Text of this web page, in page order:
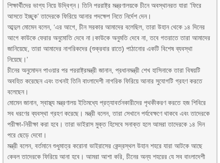
শিক্ষার্থীদের ভাগ্য নিয়ে উদ্বিগ্ন। তিনি পররাষ্ট্র মন্ত্রণালয়কে চীনে অবস্থানরত যারা ‘ফিরে
আসতে ইচ্ছুক’ তাদেরকে ফিরিয়ে আনার পদক্ষেপ নিতে নির্দেশ দেন।
আব্দুল মোমেন বলেন, ‘এর আগে, চীন সরকার আমাদের বলেছিল, তারা উহান থেকে ১৪ দিনের
আগে কাউকে ফেরার অনুমোতি দেবে না।কাউকে অনুমতি দেবে না, তবে গতরাতে তারা আমাদের
জানিয়েছে, তারা আমাদের নাগরিকদের (শুক্রবার রাতে) পাঠানোর একটি বিশেষ ব্যবস্থা
নিয়েছে।’
চীনের অনুমোদন পাওয়ার পর পররাষ্ট্রমন্ত্রী জানান, প্রধানমন্ত্রী শেখ হাসিনাকে তারা বিষয়টি
অবহিত করেছেন এবং তখনই তিনি বাংলাদেশী নাগরিক ফিরিয়ে আনার সুযোগটি গ্রহণ করতে
বলেছেন।
মোমেন জানান, স্বাস্থ্য মন্ত্রণালয় ইতিমধ্যে প্রত্যাবর্তনকারীদের পৃথকীকরণ করতে হজ শিবিরে
সব ধরণের ব্যবস্থা গ্রহণ করেছে। মন্ত্রী বলেন, তারা সেখানে পর্যবেক্ষণে থাকবে এবং তাদেরকে
পরীক্ষা-নিরীক্ষা করা হবে। তারা ভাইরাস মুক্ত হিসেবে সনাক্ত হলে আমরা তাদেরকে ১৪ দিন
পরে ছেড়ে দেবো।
মন্ত্রী বলেন, বর্তমানে শুধুমাত্র করোনা ভাইরাসের কেন্দ্রস্থল উহান শহরে যারা আটকে আছে
কেবল তাদেরকে ফিরিয়ে আনা হবে। আমরা আশা করি, চীনের অন্য শহরের যে সব বাংলাদেশী